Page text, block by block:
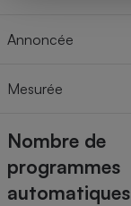
Annoncée
Mesurée
Nombre de
programmes
automatiques